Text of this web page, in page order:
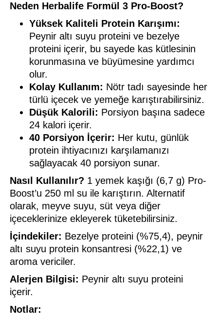
Neden Herbalife Formül 3 Pro-Boost?
Yüksek Kaliteli Protein Karışımı:
Peynir altı suyu proteini ve bezelye
proteini içerir, bu sayede kas kütlesinin
korunmasına ve büyümesine yardımcı
olur.
Kolay Kullanım: Nötr tadı sayesinde her
türlü içecek ve yemeğe karıştırabilirsiniz.
Düşük Kalorili: Porsiyon başına sadece
24 kalori içerir.
40 Porsiyon İçerir: Her kutu, günlük
protein ihtiyacınızı karşılamanızı
sağlayacak 40 porsiyon sunar.
Nasıl Kullanılır? 1 yemek kaşığı (6,7 g) Pro-
Boost’u 250 ml su ile karıştırın. Alternatif
olarak, meyve suyu, süt veya diğer
içeceklerinize ekleyerek tüketebilirsiniz.
İçindekiler: Bezelye proteini (%75,4), peynir
altı suyu protein konsantresi (%22,1) ve
aroma vericiler.
Alerjen Bilgisi: Peynir altı suyu proteini
içerir.
Notlar: